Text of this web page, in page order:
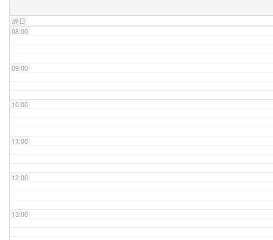
終日
08:00
09:00
10:00
11:00
12:00
13:00